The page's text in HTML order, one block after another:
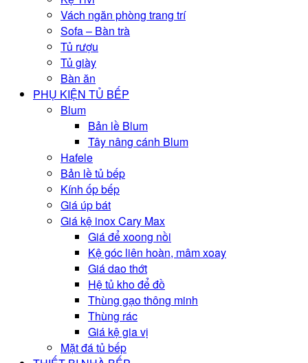
Vách ngăn phòng trang trí
Sofa – Bàn trà
Tủ rượu
Tủ giày
Bàn ăn
PHỤ KIỆN TỦ BẾP
Blum
Bản lề Blum
Tây nâng cánh Blum
Hafele
Bản lề tủ bếp
Kính ốp bếp
Giá úp bát
Giá kệ inox Cary Max
Giá để xoong nồi
Kệ góc liên hoàn, mâm xoay
Giá dao thớt
Hệ tủ kho để đồ
Thùng gạo thông minh
Thùng rác
Giá kệ gia vị
Mặt đá tủ bếp